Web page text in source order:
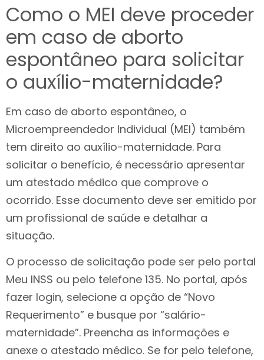
Como o MEI deve proceder
em caso de aborto
espontâneo para solicitar
o auxílio-maternidade?
Em caso de aborto espontâneo, o
Microempreendedor Individual (MEI) também
tem direito ao auxílio-maternidade. Para
solicitar o benefício, é necessário apresentar
um atestado médico que comprove o
ocorrido. Esse documento deve ser emitido por
um profissional de saúde e detalhar a
situação.
O processo de solicitação pode ser pelo portal
Meu INSS ou pelo telefone 135. No portal, após
fazer login, selecione a opção de “Novo
Requerimento” e busque por “salário-
maternidade”. Preencha as informações e
anexe o atestado médico. Se for pelo telefone,